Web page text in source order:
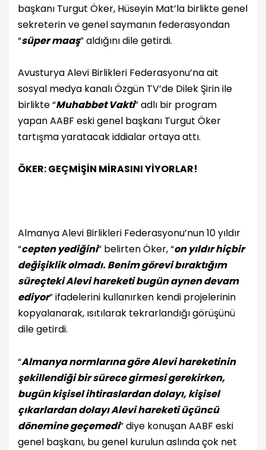
başkanı Turgut Öker, Hüseyin Mat’la birlikte genel
sekreterin ve genel saymanın federasyondan
“süper maaş” aldığını dile getirdi.
Avusturya Alevi Birlikleri Federasyonu’na ait
sosyal medya kanalı Özgün TV’de Dilek Şirin ile
birlikte “Muhabbet Vakti” adlı bir program
yapan AABF eski genel başkanı Turgut Öker
tartışma yaratacak iddialar ortaya attı.
ÖKER: GEÇMİŞİN MİRASINI YİYORLAR!
Almanya Alevi Birlikleri Federasyonu’nun 10 yıldır
“cepten yediğini” belirten Öker, “on yıldır hiçbir
değişiklik olmadı. Benim görevi bıraktığım
süreçteki Alevi hareketi bugün aynen devam
ediyor” ifadelerini kullanırken kendi projelerinin
kopyalanarak, ısıtılarak tekrarlandığı görüşünü
dile getirdi.
“Almanya normlarına göre Alevi hareketinin
şekillendiği bir sürece girmesi gerekirken,
bugün kişisel ihtiraslardan dolayı, kişisel
çıkarlardan dolayı Alevi hareketi üçüncü
dönemine geçemedi” diye konuşan AABF eski
genel başkanı, bu genel kurulun aslında çok net